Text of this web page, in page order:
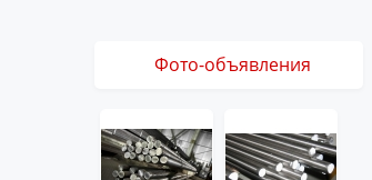
Фото-объявления